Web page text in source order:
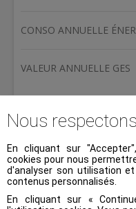
CONSO ANNUELLE
VALEUR ANNUELLE GES
PRIX
SURFACE
Nous
En cliquant sur
cookies pour nous
d'analyser son utilisation
contenus personnalisés.
En cliquant sur «